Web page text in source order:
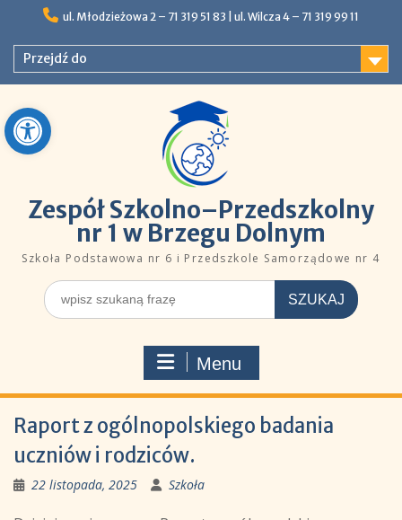
Open toolbar
content
ul. Młodzieżowa 2 – 71 319 51 83 |ㅤㅤ​​ ​ul. Wilcza 4 – 71 319 99 11
Przejdź do
Zespół Szkolno–Przedszkolny
nr 1 w Brzegu Dolnym
Szkoła Podstawowa nr 6 i Przedszkole Samorządowe nr 4
Szukaj
dla:
Menu
Raport z ogólnopolskiego badania
uczniów i rodziców.
22 listopada, 2025 Szkoła